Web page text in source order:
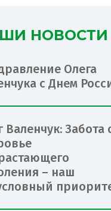
НОВОСТИ
Олега
с Днем
Валенчук: Забота
– наш